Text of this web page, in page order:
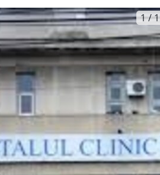
1 / 1